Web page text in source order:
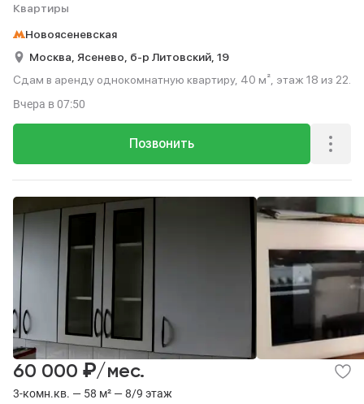
Квартиры
Новоясеневская
Москва, Ясенево, б-р Литовский, 19
Сдам в аренду однокомнатную квартиру, 40 м², этаж 18 из 22.
Позвонить
Вчера в 07:50
3-комн.кв. — 58 м² — 8/9 этаж
60 000 ₽/мес.